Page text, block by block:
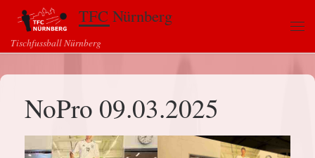
Zum Inhalt springenTFC Nürnberg
Tischfussball Nürnberg
NoPro 09.03.2025